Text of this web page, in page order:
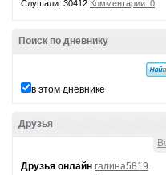
Слушали: 30412 Комментарии: 0
Поиск по дневнику
в этом дневнике
Друзья
Друзья онлайн галина5819